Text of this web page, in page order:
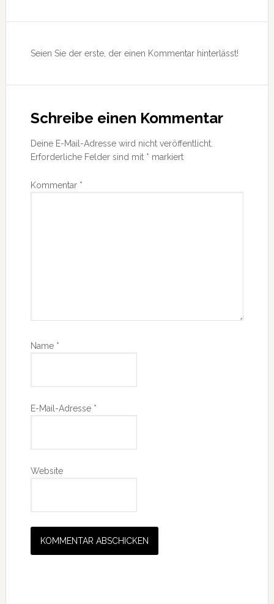
Interaktionen
Seien Sie der erste, der einen Kommentar hinterlässt!
Schreibe einen Kommentar
Deine E-Mail-Adresse wird nicht veröffentlicht.
Erforderliche Felder sind mit * markiert
Kommentar *
Name *
E-Mail-Adresse *
Website